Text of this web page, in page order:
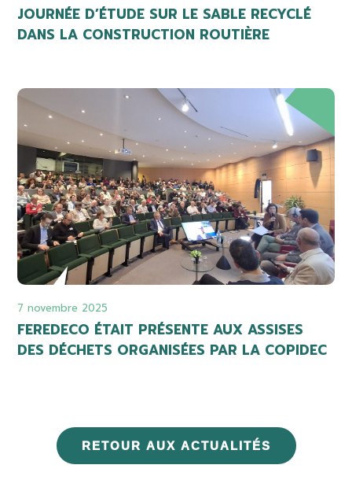
JOURNÉE D’ÉTUDE SUR LE SABLE RECYCLÉ
DANS LA CONSTRUCTION ROUTIÈRE
7 novembre 2025
FEREDECO ÉTAIT PRÉSENTE AUX ASSISES
DES DÉCHETS ORGANISÉES PAR LA COPIDEC
RETOUR AUX ACTUALITÉS